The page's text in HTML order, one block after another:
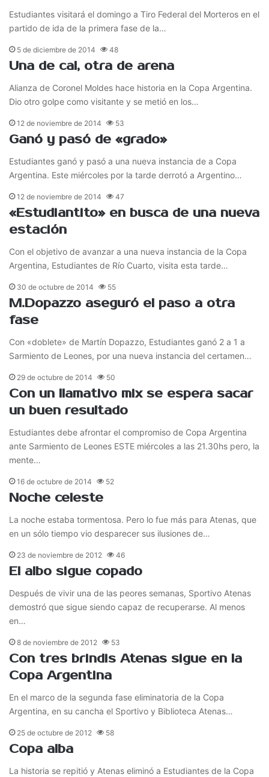
Estudiantes visitará el domingo a Tiro Federal del Morteros en el
partido de ida de la primera fase de la…
5 de diciembre de 2014 48
Una de cal, otra de arena
Alianza de Coronel Moldes hace historia en la Copa Argentina.
Dio otro golpe como visitante y se metió en los…
12 de noviembre de 2014 53
Ganó y pasó de «grado»
Estudiantes ganó y pasó a una nueva instancia de a Copa
Argentina. Este miércoles por la tarde derrotó a Argentino…
12 de noviembre de 2014 47
«Estudiantito» en busca de una nueva
estación
Con el objetivo de avanzar a una nueva instancia de la Copa
Argentina, Estudiantes de Río Cuarto, visita esta tarde…
30 de octubre de 2014 55
M.Dopazzo aseguró el paso a otra
fase
Con «doblete» de Martín Dopazzo, Estudiantes ganó 2 a 1 a
Sarmiento de Leones, por una nueva instancia del certamen…
29 de octubre de 2014 50
Con un llamativo mix se espera sacar
un buen resultado
Estudiantes debe afrontar el compromiso de Copa Argentina
ante Sarmiento de Leones ESTE miércoles a las 21.30hs pero, la
mente…
16 de octubre de 2014 52
Noche celeste
La noche estaba tormentosa. Pero lo fue más para Atenas, que
en un sólo tiempo vio desparecer sus ilusiones de…
23 de noviembre de 2012 46
El albo sigue copado
Después de vivir una de las peores semanas, Sportivo Atenas
demostró que sigue siendo capaz de recuperarse. Al menos
en…
8 de noviembre de 2012 53
Con tres brindis Atenas sigue en la
Copa Argentina
En el marco de la segunda fase eliminatoria de la Copa
Argentina, en su cancha el Sportivo y Biblioteca Atenas…
25 de octubre de 2012 58
Copa alba
La historia se repitió y Atenas eliminó a Estudiantes de la Copa